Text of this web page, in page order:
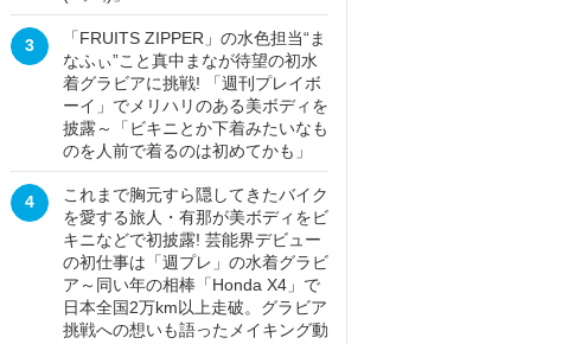
3
「FRUITS ZIPPER」の水色担当“ま
なふぃ”こと真中まなが待望の初水
着グラビアに挑戦! 「週刊プレイボ
ーイ」でメリハリのある美ボディを
披露～「ビキニとか下着みたいなも
のを人前で着るのは初めてかも」
4
これまで胸元すら隠してきたバイク
を愛する旅人・有那が美ボディをビ
キニなどで初披露! 芸能界デビュー
の初仕事は「週プレ」の水着グラビ
ア～同い年の相棒「Honda X4」で
日本全国2万km以上走破。グラビア
挑戦への想いも語ったメイキング動